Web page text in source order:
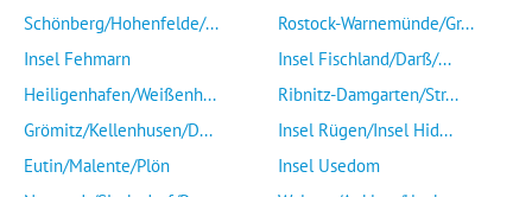
Schönberg/Hohenfelde/...
Insel Fehmarn
Heiligenhafen/Weißenh...
Grömitz/Kellenhusen/D...
Eutin/Malente/Plön
Rostock-Warnemünde/Gr...
Insel Fischland/Darß/...
Ribnitz-Damgarten/Str...
Insel Rügen/Insel Hid...
Insel Usedom